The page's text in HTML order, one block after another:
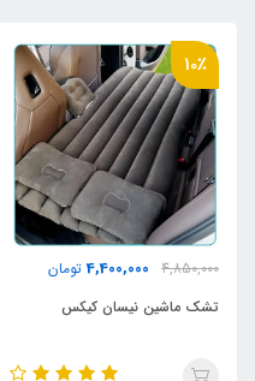
10٪
4,850,000
4,400,000 تومان
تشک ماشین نیسان کیکس